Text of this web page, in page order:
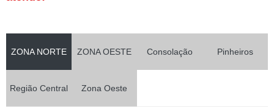
ZONA NORTE ZONA OESTE Consolação Pinheiros
Região Central Zona Oeste